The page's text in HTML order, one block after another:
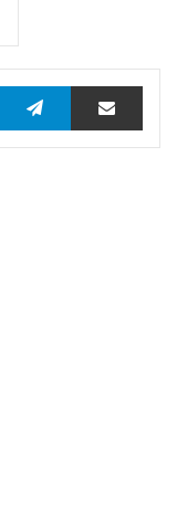
TelegramTeilen via E-Mail